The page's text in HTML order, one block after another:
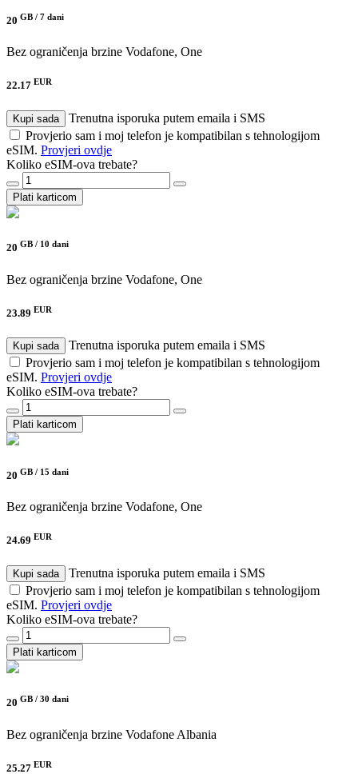
20 GB / 7 dani
Bez ograničenja brzine Vodafone, One
22.17 EUR
Kupi sada
Trenutna isporuka putem emaila i SMS
Provjerio sam i moj telefon je kompatibilan s tehnologijom
eSIM. Provjeri ovdje
Koliko eSIM-ova trebate?
Plati karticom
20 GB / 10 dani
Bez ograničenja brzine Vodafone, One
23.89 EUR
Kupi sada
Trenutna isporuka putem emaila i SMS
Provjerio sam i moj telefon je kompatibilan s tehnologijom
eSIM. Provjeri ovdje
Koliko eSIM-ova trebate?
Plati karticom
20 GB / 15 dani
Bez ograničenja brzine Vodafone, One
24.69 EUR
Kupi sada
Trenutna isporuka putem emaila i SMS
Provjerio sam i moj telefon je kompatibilan s tehnologijom
eSIM. Provjeri ovdje
Koliko eSIM-ova trebate?
Plati karticom
20 GB / 30 dani
Bez ograničenja brzine Vodafone Albania
25.27 EUR